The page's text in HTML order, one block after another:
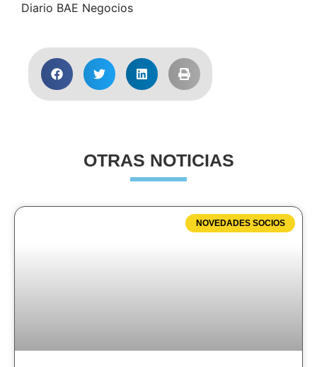
Diario BAE Negocios
OTRAS NOTICIAS
NOVEDADES SOCIOS